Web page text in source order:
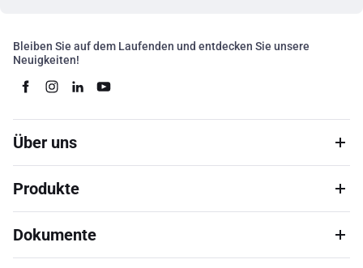
Bleiben Sie auf dem Laufenden und entdecken Sie unsere
Neuigkeiten!
Über uns
Produkte
Dokumente